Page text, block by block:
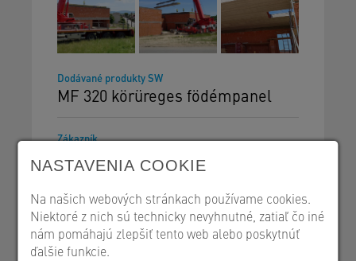
Dodávané produkty SW
MF 320 körüreges födémpanel
Zákazník
Hildebrand s.r.o.
Exekúcia
2023. június
NASTAVENIA COOKIE
Na našich webových stránkach používame cookies.
Niektoré z nich sú technicky nevyhnutné, zatiaľ čo iné
nám pomáhajú zlepšiť tento web alebo poskytnúť
ďalšie funkcie.